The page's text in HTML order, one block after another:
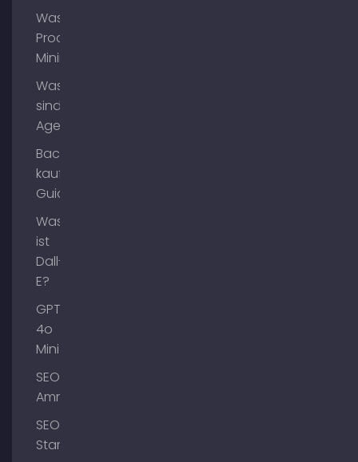
Was ist
Process
Mining?
Was
sind AI
Agents?
Backlinks
kaufen
Guide
Was
ist
Dall-
E?
GPT-
4o
Mini
SEO
Ammersee
SEO
Starnberg